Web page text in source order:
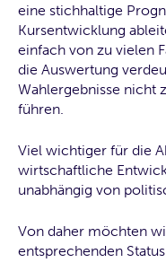
eine stichhaltige
Kursentwicklung
einfach von zu vielen
die Auswertung
Wahlergebnisse nicht
führen.
Viel wichtiger für die
wirtschaftliche
unabhängig von
Von daher möchten
entsprechenden